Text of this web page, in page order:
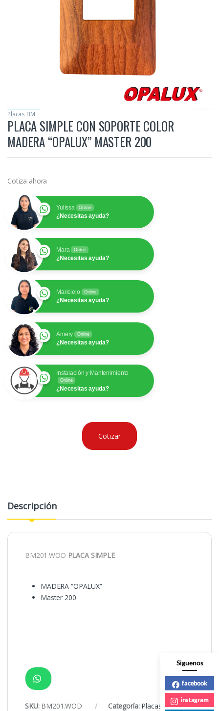
Placas BM
PLACA SIMPLE CON SOPORTE COLOR
MADERA “OPALUX” MASTER 200
Cotiza ahora
Yulissa Online
¿Necesitas ayuda?
Mara Online
¿Necesitas ayuda?
Maricielo Online
¿Necesitas ayuda?
Amery Online
¿Necesitas ayuda?
Instalación y Mantenimiento
Online
¿Necesitas ayuda?
Cotizar
Descripción
BM201.WOD PLACA SIMPLE
MADERA “OPALUX”
Master 200
SKU: BM201.WOD Categoría: Placas BM
Siguenos
facebook
instagram